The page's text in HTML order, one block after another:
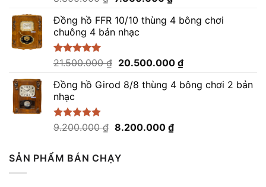
hạng
0
5
sao
là:
8.300.000 ₫.
tại
Đồng hồ FFR 10/10 thùng 4 bông chơi
chuông 4 bản nhạc
Được xếp
5 sao
21.500.000₫ Giá
là:
20.500.000 ₫Giá
tại
Đồng hồ Girod 8/8 thùng 4 bông chơi 2 bản
nhạc
Được xếp
9.200.000₫ Giá
là:
9.200.000 ₫.
8.200.000 ₫Giá
SẢN PHẨM BÁN CHẠY